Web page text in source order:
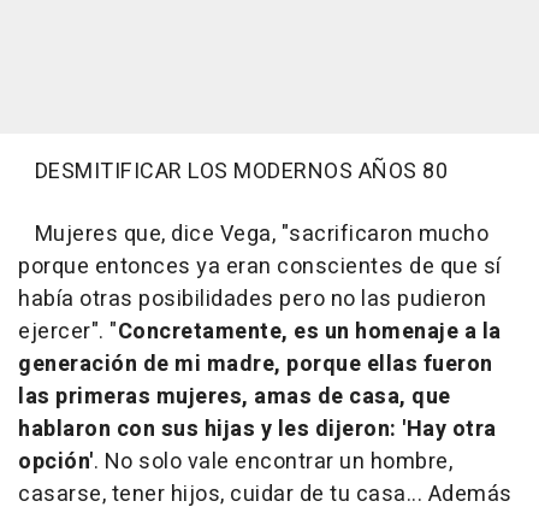
DESMITIFICAR LOS MODERNOS AÑOS 80
Mujeres que, dice Vega, "sacrificaron mucho
porque entonces ya eran conscientes de que sí
había otras posibilidades pero no las pudieron
ejercer". "Concretamente, es un homenaje a la
generación de mi madre, porque ellas fueron
las primeras mujeres, amas de casa, que
hablaron con sus hijas y les dijeron: 'Hay otra
opción'. No solo vale encontrar un hombre,
casarse, tener hijos, cuidar de tu casa... Además